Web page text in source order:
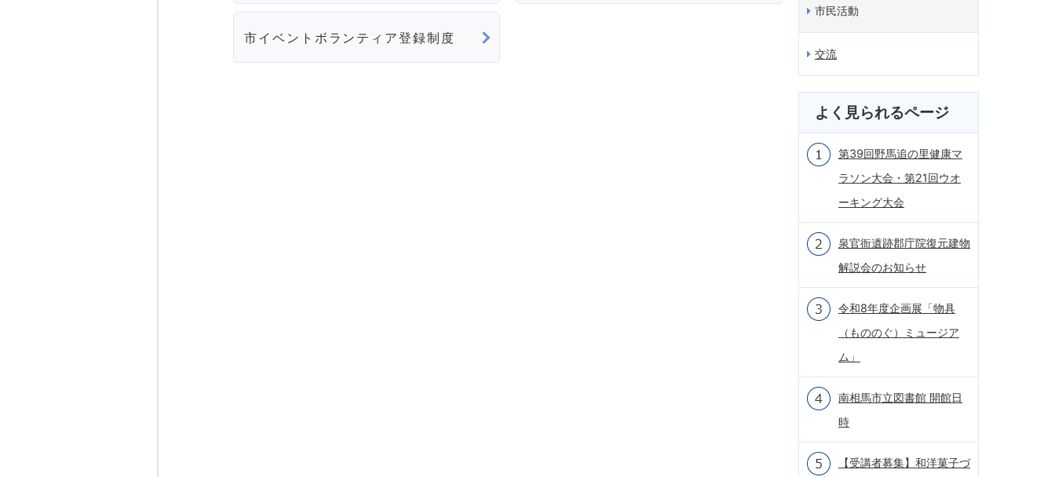
市イベントボランティア登録制度
市民活動
交流
よく見られるページ
第39回野馬追の里健康マ
ラソン大会・第21回ウオ
ーキング大会
泉官衙遺跡郡庁院復元建物
解説会のお知らせ
令和8年度企画展「物具
（もののぐ）ミュージア
ム」
南相馬市立図書館 開館日
時
【受講者募集】和洋菓子づ